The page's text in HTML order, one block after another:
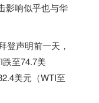
响似乎也与华
声明前一天，
至74.7美
美元（WTI至